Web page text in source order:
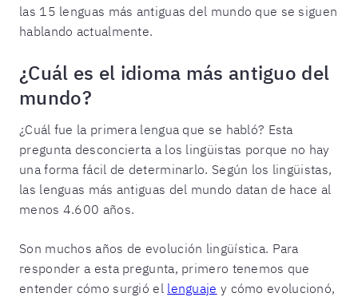
las 15 lenguas más antiguas del mundo que se siguen
hablando actualmente.
¿Cuál es el idioma más antiguo del
mundo?
¿Cuál fue la primera lengua que se habló? Esta
pregunta desconcierta a los lingüistas porque no hay
una forma fácil de determinarlo. Según los lingüistas,
las lenguas más antiguas del mundo datan de hace al
menos 4.600 años.
Son muchos años de evolución lingüística. Para
responder a esta pregunta, primero tenemos que
entender cómo surgió el lenguaje y cómo evolucionó,